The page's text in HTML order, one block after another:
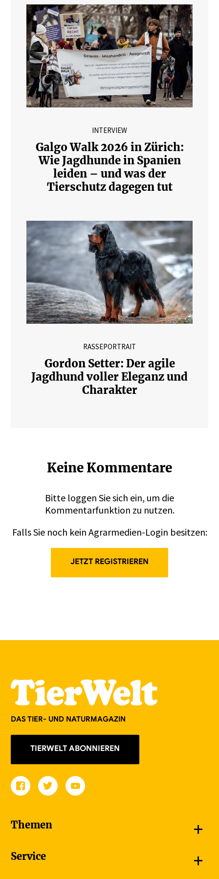
INTERVIEW
Galgo Walk 2026 in Zürich:
Wie Jagdhunde in Spanien
leiden – und was der
Tierschutz dagegen tut
RASSEPORTRAIT
Gordon Setter: Der agile
Jagdhund voller Eleganz und
Charakter
Keine Kommentare
Bitte loggen Sie sich ein, um die
Kommentarfunktion zu nutzen.
Falls Sie noch kein Agrarmedien-Login besitzen:
JETZT REGISTRIEREN
DAS TIER- UND NATURMAGAZIN
TIERWELT ABONNIEREN
Themen +
Goldener Schmetterling
Service +